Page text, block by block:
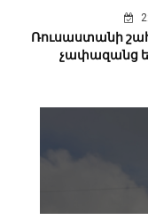
Ռուսաստանի
չափազանց